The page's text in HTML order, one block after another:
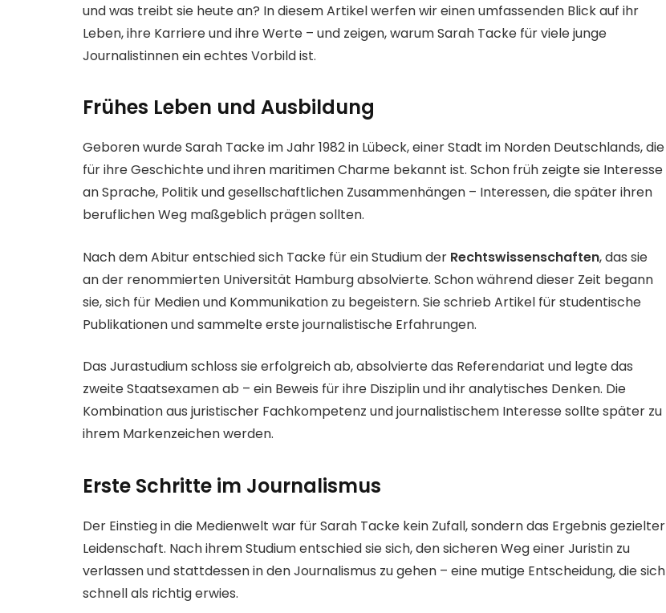
und was treibt sie heute an? In diesem Artikel werfen wir einen umfassenden Blick auf ihr
Leben, ihre Karriere und ihre Werte – und zeigen, warum Sarah Tacke für viele junge
Journalistinnen ein echtes Vorbild ist.
Frühes Leben und Ausbildung
Geboren wurde Sarah Tacke im Jahr 1982 in Lübeck, einer Stadt im Norden Deutschlands, die
für ihre Geschichte und ihren maritimen Charme bekannt ist. Schon früh zeigte sie Interesse
an Sprache, Politik und gesellschaftlichen Zusammenhängen – Interessen, die später ihren
beruflichen Weg maßgeblich prägen sollten.
Nach dem Abitur entschied sich Tacke für ein Studium der Rechtswissenschaften, das sie
an der renommierten Universität Hamburg absolvierte. Schon während dieser Zeit begann
sie, sich für Medien und Kommunikation zu begeistern. Sie schrieb Artikel für studentische
Publikationen und sammelte erste journalistische Erfahrungen.
Das Jurastudium schloss sie erfolgreich ab, absolvierte das Referendariat und legte das
zweite Staatsexamen ab – ein Beweis für ihre Disziplin und ihr analytisches Denken. Die
Kombination aus juristischer Fachkompetenz und journalistischem Interesse sollte später zu
ihrem Markenzeichen werden.
Erste Schritte im Journalismus
Der Einstieg in die Medienwelt war für Sarah Tacke kein Zufall, sondern das Ergebnis gezielter
Leidenschaft. Nach ihrem Studium entschied sie sich, den sicheren Weg einer Juristin zu
verlassen und stattdessen in den Journalismus zu gehen – eine mutige Entscheidung, die sich
schnell als richtig erwies.